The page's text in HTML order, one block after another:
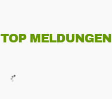
TOP MELDUNGEN